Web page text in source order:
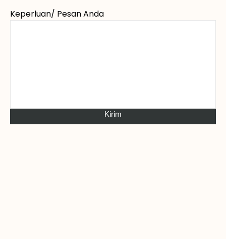
Keperluan/ Pesan Anda